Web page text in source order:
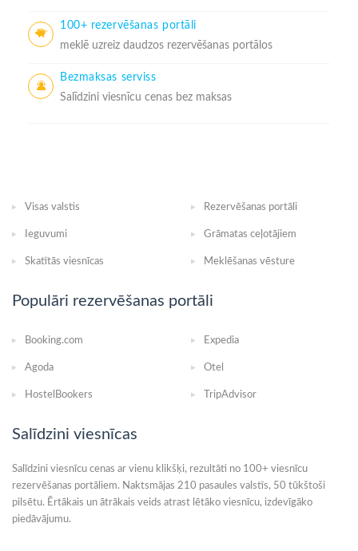
100+ rezervēšanas portāli
meklē uzreiz daudzos rezervēšanas portālos
Bezmaksas serviss
Salīdzini viesnīcu cenas bez maksas
Visas valstis Rezervēšanas portāli
Ieguvumi Grāmatas ceļotājiem
Skatītās viesnīcas Meklēšanas vēsture
Populāri rezervēšanas portāli
Booking.com Expedia
Agoda Otel
HostelBookers TripAdvisor
Salīdzini viesnīcas
Salīdzini viesnīcu cenas ar vienu klikšķi, rezultāti no 100+ viesnīcu
rezervēšanas portāliem. Naktsmājas 210 pasaules valstīs, 50 tūkštoši
pilsētu. Ērtākais un ātrākais veids atrast lētāko viesnīcu, izdevīgāko
piedāvājumu.